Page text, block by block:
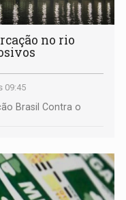
no rio
09:45
Brasil Contra o